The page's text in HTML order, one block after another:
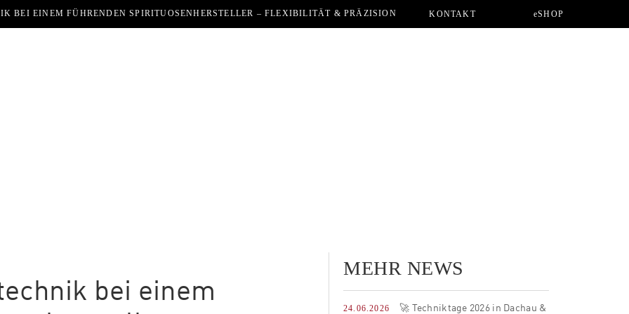
BEI EINEM FÜHRENDEN SPIRITUOSENHERSTELLER – FLEXIBILITÄT & PRÄZISION KONTAKT eSHOP
bei einem
MEHR NEWS
24.06.2026
🚀 Techniktage 2026 in Dachau &